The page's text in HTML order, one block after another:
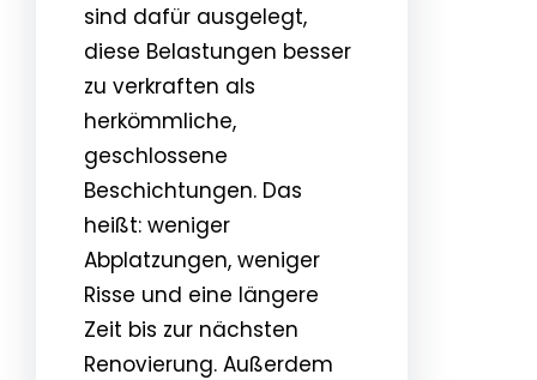
sind dafür ausgelegt,
diese Belastungen besser
zu verkraften als
herkömmliche,
geschlossene
Beschichtungen. Das
heißt: weniger
Abplatzungen, weniger
Risse und eine längere
Zeit bis zur nächsten
Renovierung. Außerdem